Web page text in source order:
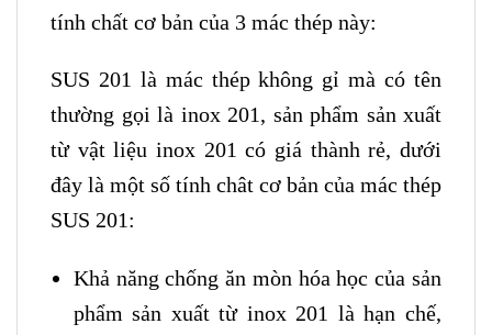
tính chất cơ bản của 3 mác thép này:
SUS 201 là mác thép không gỉ mà có tên
thường gọi là inox 201, sản phẩm sản xuất
từ vật liệu inox 201 có giá thành rẻ, dưới
đây là một số tính chât cơ bản của mác thép
SUS 201:
Khả năng chống ăn mòn hóa học của sản
phẩm sản xuất từ inox 201 là hạn chế,